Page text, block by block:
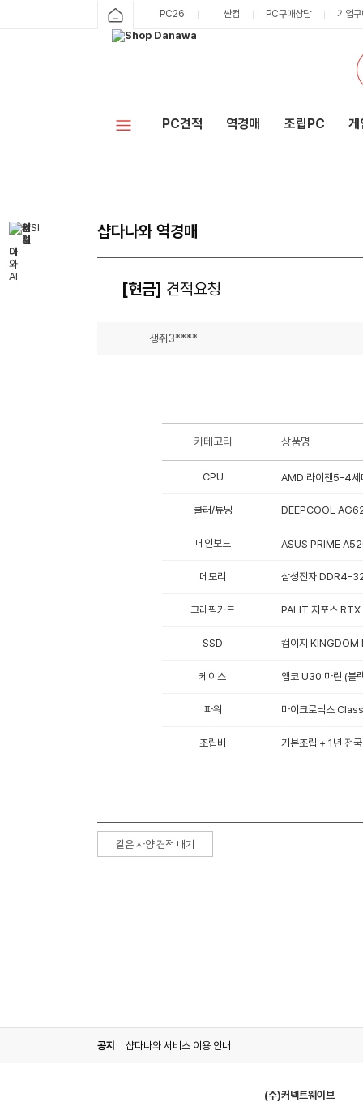
PC26 싼컴 PC구매상담 기업
PC견적 역경매 조립PC 게
샵다나와 역경매
[현금] 견적요청
생쥐3****
카테고리 상품명
CPU AMD 라이젠5-4세
쿨러/튜닝 DEEPCOOL
메인보드 ASUS PRIME
메모리 삼성전자 DDR4-
그래픽카드 PALIT 지포스
SSD 컴이지
케이스 앱코 U30 마린 (블
파워 마이크로닉스
조립비 기본조립 + 1년 전
같은 사양 견적 내기
공지 샵다나와 서비스 이용 안내
(주)커넥트웨이브